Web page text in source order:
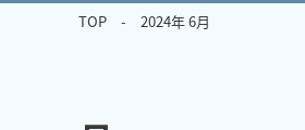
TOP 2024年 6月